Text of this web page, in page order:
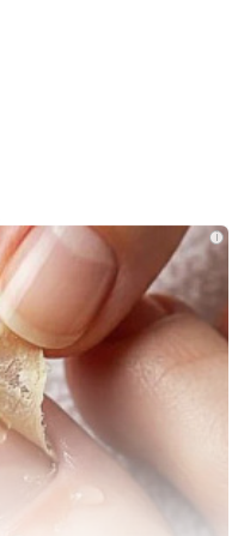
i